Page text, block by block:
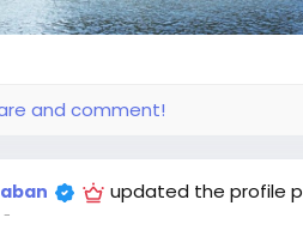
and comment!
updated the profile
-